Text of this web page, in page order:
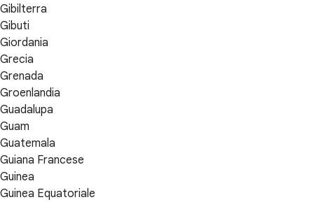
Gibilterra
Gibuti
Giordania
Grecia
Grenada
Groenlandia
Guadalupa
Guam
Guatemala
Guiana Francese
Guinea
Guinea Equatoriale